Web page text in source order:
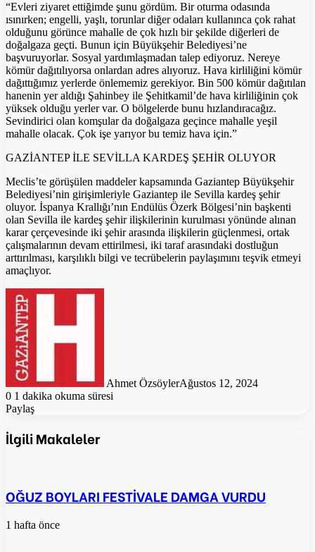
“Evleri ziyaret ettiğimde şunu gördüm. Bir oturma odasında
ısınırken; engelli, yaşlı, torunlar diğer odaları kullanınca çok rahat
olduğunu görünce mahalle de çok hızlı bir şekilde diğerleri de
doğalgaza geçti. Bunun için Büyükşehir Belediyesi’ne
başvuruyorlar. Sosyal yardımlaşmadan talep ediyoruz. Nereye
kömür dağıtılıyorsa onlardan adres alıyoruz. Hava kirliliğini kömür
dağıttığımız yerlerde önlememiz gerekiyor. Bin 500 kömür dağıtılan
hanenin yer aldığı Şahinbey ile Şehitkamil’de hava kirliliğinin çok
yüksek olduğu yerler var. O bölgelerde bunu hızlandıracağız.
Sevindirici olan komşular da doğalgaza geçince mahalle yeşil
mahalle olacak. Çok işe yarıyor bu temiz hava için.”
GAZİANTEP İLE SEVİLLA KARDEŞ ŞEHİR OLUYOR
Meclis’te görüşülen maddeler kapsamında Gaziantep Büyükşehir
Belediyesi’nin girişimleriyle Gaziantep ile Sevilla kardeş şehir
oluyor. İspanya Krallığı’nın Endülüs Özerk Bölgesi’nin başkenti
olan Sevilla ile kardeş şehir ilişkilerinin kurulması yönünde alınan
karar çerçevesinde iki şehir arasında ilişkilerin güçlenmesi, ortak
çalışmalarının devam ettirilmesi, iki taraf arasındaki dostluğun
arttırılması, karşılıklı bilgi ve tecrübelerin paylaşımını teşvik etmeyi
amaçlıyor.
Ahmet ÖzsöylerAğustos 12, 2024
0 1 dakika okuma süresi
Paylaş
Posta
ile
İlgili Makaleler
OĞUZ BOYLARI FESTİVALE DAMGA VURDU
1 hafta önce